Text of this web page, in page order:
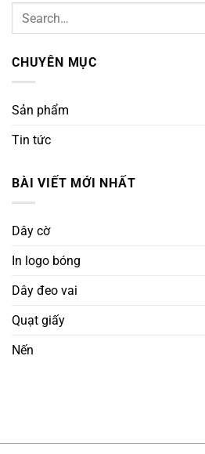
CHUYÊN MỤC
Sản phẩm
Tin tức
BÀI VIẾT MỚI NHẤT
Dây cờ
In logo bóng
Dây đeo vai
Quạt giấy
Nến